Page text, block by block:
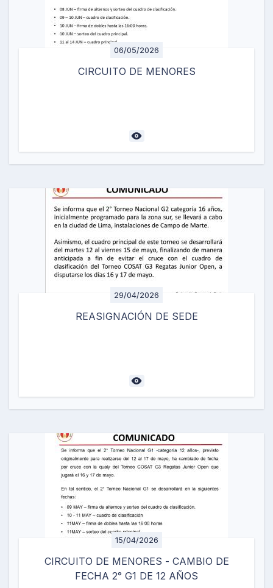
06/05/2026
CIRCUITO DE MENORES
29/04/2026
REASIGNACIÓN DE SEDE
15/04/2026
CIRCUITO DE MENORES - CAMBIO DE
FECHA 2° G1 DE 12 AÑOS